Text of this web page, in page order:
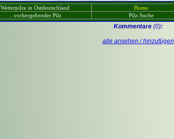
Wetterpilze in Ostdeutschland Home
...vorhergehender Pilz
Pilz-Suche
Kommentare(0):
alle ansehen / hinzufügen